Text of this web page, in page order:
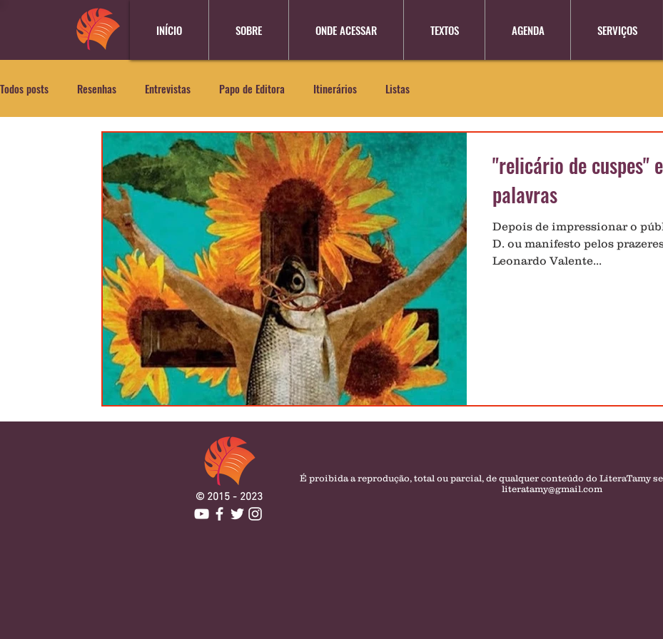
INÍCIO SOBRE ONDE ACESSAR TEXTOS AGENDA SERVIÇOS
Todos posts Resenhas Entrevistas Papo de Editora Itinerários Listas
"relicário de cuspes"
palavras
Depois de impressionar o
D. ou manifesto pelos
Leonardo Valente...
© 2015 - 2023
É proibida a reprodução, total ou parcial, de qualquer conteúdo do LiteraTamy
literatamy@gmail.com